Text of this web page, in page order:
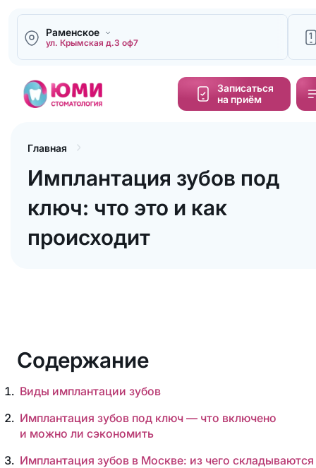
Раменское
ул. Крымская д.3 оф7
1
Записаться
на приём
Главная
Имплантация зубов под
ключ: что это и как
происходит
Содержание
Виды имплантации зубов
Имплантация зубов под ключ — что включено
и можно ли сэкономить
Имплантация зубов в Москве: из чего складываются